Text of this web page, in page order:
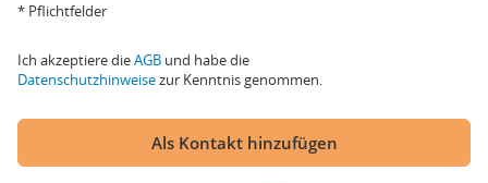
* Pflichtfelder
Ich akzeptiere dieAGB und habe die
Datenschutzhinweisezur Kenntnis genommen.
Als Kontakt hinzufügen